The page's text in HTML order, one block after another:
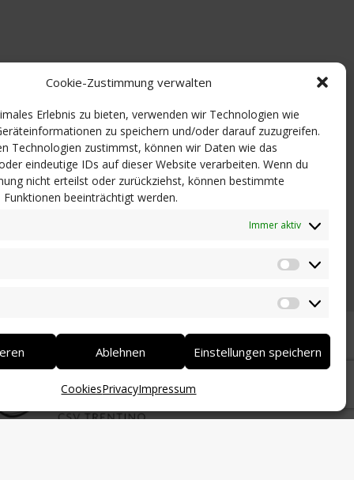
Cookie-Zustimmung verwalten
Erlebnis zu bieten, verwenden wir Technologien wie
zu speichern und/oder darauf zuzugreifen.
Technologien zustimmst, können wir Daten wie das
eindeutige IDs auf dieser Website verarbeiten. Wenn du
nicht erteilst oder zurückziehst, können bestimmte
beeinträchtigt werden.
Immer aktiv
Ablehnen Einstellungen speichern
CookiesPrivacyImpressum